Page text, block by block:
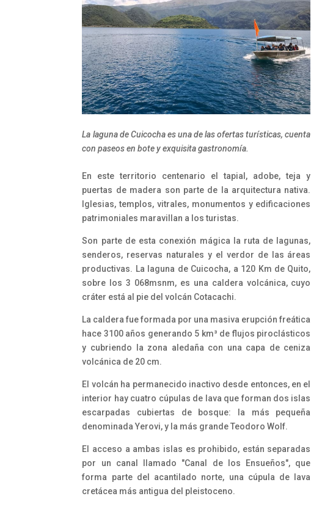
La laguna de Cuicocha es una de las ofertas turísticas, cuenta
con paseos en bote y exquisita gastronomía.
En este territorio centenario el tapial, adobe, teja y
puertas de madera son parte de la arquitectura nativa.
Iglesias, templos, vitrales, monumentos y edificaciones
patrimoniales maravillan a los turistas.
Son parte de esta conexión mágica la ruta de lagunas,
senderos, reservas naturales y el verdor de las áreas
productivas. La laguna de Cuicocha, a 120 Km de Quito,
sobre los 3 068msnm, es una caldera volcánica, cuyo
cráter está al pie del volcán Cotacachi.
La caldera fue formada por una masiva erupción freática
hace 3100 años generando 5 km³ de flujos piroclásticos
y cubriendo la zona aledaña con una capa de ceniza
volcánica de 20 cm.
El volcán ha permanecido inactivo desde entonces, en el
interior hay cuatro cúpulas de lava que forman dos islas
escarpadas cubiertas de bosque: la más pequeña
denominada Yerovi, y la más grande Teodoro Wolf.
El acceso a ambas islas es prohibido, están separadas
por un canal llamado "Canal de los Ensueños", que
forma parte del acantilado norte, una cúpula de lava
cretácea más antigua del pleistoceno.